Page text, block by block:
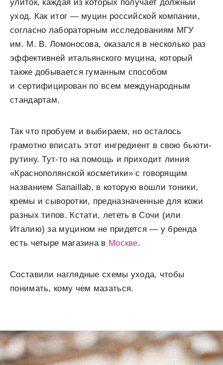
улиток, каждая из которых получает должный
уход. Как итог — муцин российской компании,
согласно лабораторным исследованиям МГУ
им. М. В. Ломоносова, оказался в несколько раз
эффективней итальянского муцина, который
также добывается гуманным способом
и сертифицирован по всем международным
стандартам.
Так что пробуем и выбираем, но осталось
грамотно вписать этот ингредиент в свою бьюти-
рутину. Тут-то на помощь и приходит линия
«Краснополянской косметики» с говорящим
названием Sanaillab, в которую вошли тоники,
кремы и сыворотки, предназначенные для кожи
разных типов. Кстати, лететь в Сочи (или
Италию) за муцином не придется — у бренда
есть четыре магазина в Москве.
Составили наглядные схемы ухода, чтобы
понимать, кому чем мазаться.